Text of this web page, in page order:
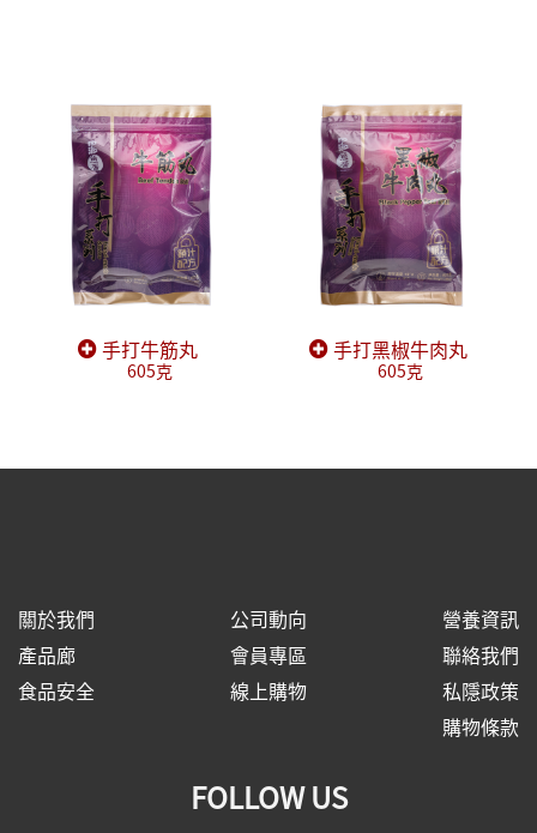
手打牛筋丸
605克
手打黑椒牛肉丸
605克
FOLLOW US
關於我們
產品廊
食品安全
公司動向
會員專區
線上購物
營養資訊
聯絡我們
私隱政策
購物條款